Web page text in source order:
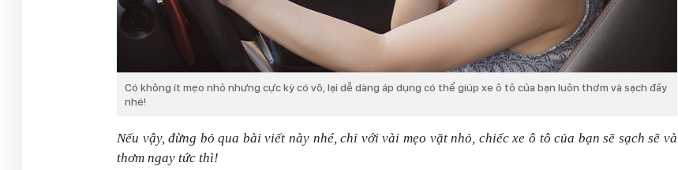
Có không ít mẹo nhỏ nhưng cực kỳ có võ, lại dễ dàng áp dụng có thể giúp xe ô tô của bạn luôn thơm và sạch đấy
nhé!
Nếu vậy, đừng bỏ qua bài viết này nhé, chỉ với vài mẹo vặt nhỏ, chiếc xe ô tô của bạn sẽ sạch sẽ và
thơm ngay tức thì!